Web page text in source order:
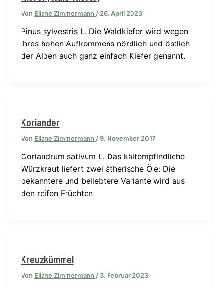
Von Eliane Zimmermann / 26. April 2023
Pinus sylvestris L. Die Waldkiefer wird wegen
ihres hohen Aufkommens nördlich und östlich
der Alpen auch ganz einfach Kiefer genannt.
Koriander
Von Eliane Zimmermann /9. November 2017
Coriandrum sativum L. Das kältempfindliche
Würzkraut liefert zwei ätherische Öle: Die
bekanntere und beliebtere Variante wird aus
den reifen Früchten
Kreuzkümmel
Von Eliane Zimmermann / 3. Februar 2023